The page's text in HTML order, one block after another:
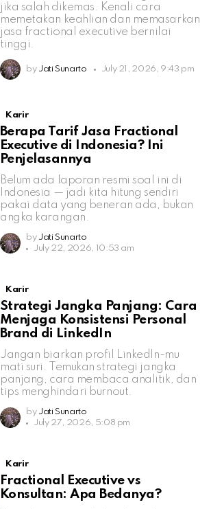
jika salah dikemas. Kenali cara
memetakan keahlian dan memasarkan
jasa fractional executive bernilai
tinggi.
by Jati Sunarto July 21, 2026, 9:43 pm
Karir
Berapa Tarif Jasa Fractional
Executive di Indonesia? Ini
Penjelasannya
Belum ada laporan resmi soal ini di
Indonesia — jadi kita hitung sendiri
pakai data yang beneran ada, bukan
angka karangan.
by Jati Sunarto
July 22, 2026, 10:53 am
Karir
Strategi Jangka Panjang: Cara
Menjaga Konsistensi Personal
Brand di LinkedIn
Jangan biarkan profil LinkedIn-mu
mati suri. Temukan strategi jangka
panjang, cara membaca analitik, dan
tips menghindari burnout.
by Jati Sunarto
July 27, 2026, 5:08 pm
Karir
Fractional Executive vs
Konsultan: Apa Bedanya?